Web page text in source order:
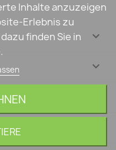


Inhalte anzuzeigen
Erlebnis zu
finden Sie in